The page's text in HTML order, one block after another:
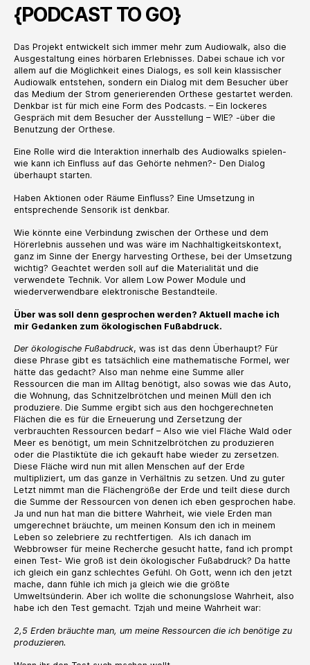
{PODCAST TO GO}
Das Projekt entwickelt sich immer mehr zum Audiowalk, also die
Ausgestaltung eines hörbaren Erlebnisses. Dabei schaue ich vor
allem auf die Möglichkeit eines Dialogs, es soll kein klassischer
Audiowalk entstehen, sondern ein Dialog mit dem Besucher über
das Medium der Strom generierenden Orthese gestartet werden.
Denkbar ist für mich eine Form des Podcasts. – Ein lockeres
Gespräch mit dem Besucher der Ausstellung – WIE? -über die
Benutzung der Orthese.
Eine Rolle wird die Interaktion innerhalb des Audiowalks spielen-
wie kann ich Einfluss auf das Gehörte nehmen?- Den Dialog
überhaupt starten.
Haben Aktionen oder Räume Einfluss? Eine Umsetzung in
entsprechende Sensorik ist denkbar.
Wie könnte eine Verbindung zwischen der Orthese und dem
Hörerlebnis aussehen und was wäre im Nachhaltigkeitskontext,
ganz im Sinne der Energy harvesting Orthese, bei der Umsetzung
wichtig? Geachtet werden soll auf die Materialität und die
verwendete Technik. Vor allem Low Power Module und
wiederverwendbare elektronische Bestandteile.
Über was soll denn gesprochen werden? Aktuell mache ich
mir Gedanken zum ökologischen Fußabdruck.
Der ökologische Fußabdruck, was ist das denn Überhaupt? Für
diese Phrase gibt es tatsächlich eine mathematische Formel, wer
hätte das gedacht? Also man nehme eine Summe aller
Ressourcen die man im Alltag benötigt, also sowas wie das Auto,
die Wohnung, das Schnitzelbrötchen und meinen Müll den ich
produziere. Die Summe ergibt sich aus den hochgerechneten
Flächen die es für die Erneuerung und Zersetzung der
verbrauchten Ressourcen bedarf – Also wie viel Fläche Wald oder
Meer es benötigt, um mein Schnitzelbrötchen zu produzieren
oder die Plastiktüte die ich gekauft habe wieder zu zersetzen.
Diese Fläche wird nun mit allen Menschen auf der Erde
multipliziert, um das ganze in Verhältnis zu setzen. Und zu guter
Letzt nimmt man die Flächengröße der Erde und teilt diese durch
die Summe der Ressourcen von denen ich eben gesprochen habe.
Ja und nun hat man die bittere Wahrheit, wie viele Erden man
umgerechnet bräuchte, um meinen Konsum den ich in meinem
Leben so zelebriere zu rechtfertigen. Als ich danach im
Webbrowser für meine Recherche gesucht hatte, fand ich prompt
einen Test- Wie groß ist dein ökologischer Fußabdruck? Da hatte
ich gleich ein ganz schlechtes Gefühl. Oh Gott, wenn ich den jetzt
mache, dann fühle ich mich ja gleich wie die größte
Umweltsünderin. Aber ich wollte die schonungslose Wahrheit, also
habe ich den Test gemacht. Tzjah und meine Wahrheit war:
2,5 Erden bräuchte man, um meine Ressourcen die ich benötige zu
produzieren.